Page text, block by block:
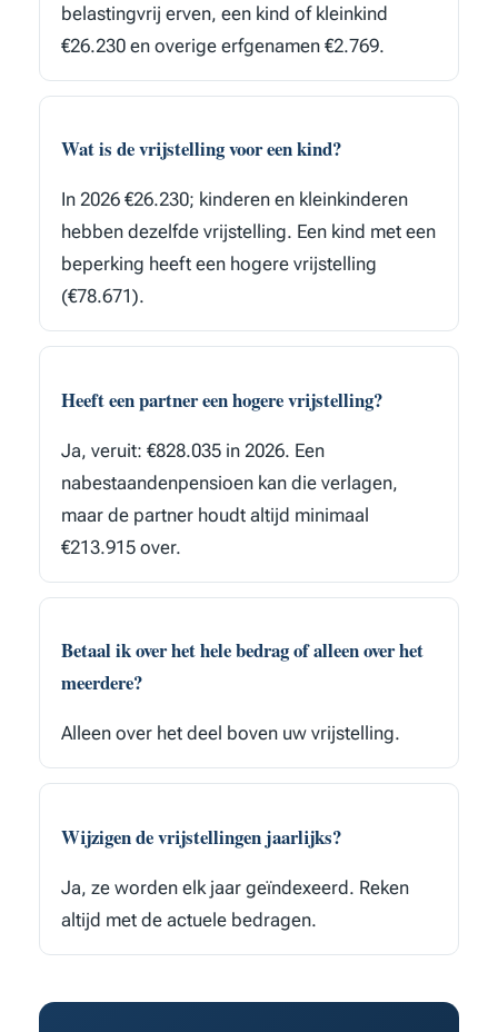
belastingvrij erven, een kind of kleinkind
€26.230 en overige erfgenamen €2.769.
Wat is de vrijstelling voor een kind?
In 2026 €26.230; kinderen en kleinkinderen
hebben dezelfde vrijstelling. Een kind met een
beperking heeft een hogere vrijstelling
(€78.671).
Heeft een partner een hogere vrijstelling?
Ja, veruit: €828.035 in 2026. Een
nabestaandenpensioen kan die verlagen,
maar de partner houdt altijd minimaal
€213.915 over.
Betaal ik over het hele bedrag of alleen over het
meerdere?
Alleen over het deel boven uw vrijstelling.
Wijzigen de vrijstellingen jaarlijks?
Ja, ze worden elk jaar geïndexeerd. Reken
altijd met de actuele bedragen.